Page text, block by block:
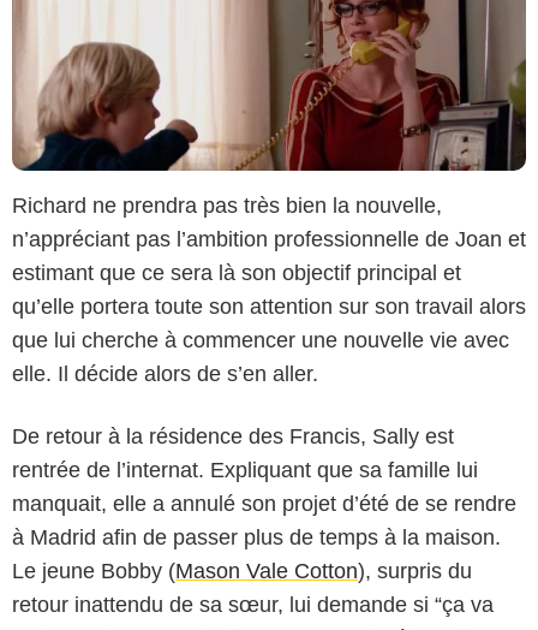
Richard ne prendra pas très bien la nouvelle,
n’appréciant pas l’ambition professionnelle de Joan et
estimant que ce sera là son objectif principal et
qu’elle portera toute son attention sur son travail alors
que lui cherche à commencer une nouvelle vie avec
elle. Il décide alors de s’en aller.
De retour à la résidence des Francis, Sally est
rentrée de l’internat. Expliquant que sa famille lui
manquait, elle a annulé son projet d’été de se rendre
à Madrid afin de passer plus de temps à la maison.
Le jeune Bobby (Mason Vale Cotton), surpris du
retour inattendu de sa sœur, lui demande si “ça va